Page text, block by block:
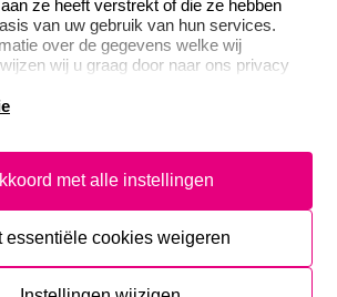
ze heeft verstrekt of die ze hebben
van uw gebruik van hun services.
over de gegevens welke wij
wij u graag door naar ons privacy
met alle instellingen
essentiële cookies weigeren